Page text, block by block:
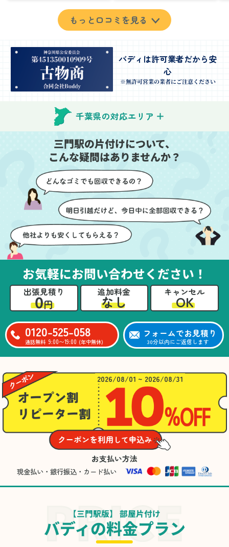
が集めた物や古い家具が
多く、自分たちだけでは
どうにもならない状態で
んが手際よく片付けてく
れたので、部屋が驚くほ
どスッキリしました。自
分では手が回らなかった
場所も含め、プロの力を
実感しました。
特に、物が散乱していた
部屋の整理や、細かなア
イテムの仕分けを迅速か
つ丁寧に対応していただ
けたのがありがたかった
です。家族それぞれが必
要なものを確認しながら
進めることができ、安心
感を持って作業をお任せ
できました。さらに、作
業終了後には部屋全体を
清掃していただき、まる
で新しい家のような清潔
感に感動しました。
とができました。特に、
古い家具や壊れた家電な
ど、処分が難しいものが
きました。
当日は2名のスタッフが来
てくださり、作業の流れ
ちらも安心感を持って作
壁や床を傷つけないよう
に細心の注意を払ってい
ただき、家全体がスムー
ズに片付いていくのがと
ても嬉しかったです。作
業が終わった後には、こ
ちらからお願いしなくて
も部屋を簡単に清掃して
いただけたのも好印象で
した。
いても教えていただき、
今後の片付けにも役立つ
知識が増えました。また
何かあれば、ぜひお願い
心のこもったサービスを
ありがとうございまし
た。
もっと口コミを見る
バディは許可業者だから安
心
※無許可営業の業者にご注意ください
千葉県の対応エリア
三門駅の片付けについて、
こんな疑問はありませんか？
お気軽にお問い合わせください！
出張見積り
0円
追加料金
なし
キャンセル
OK
0120-525-058
通話無料 9:00〜19:00 (年中無休)
フォームでお見積り
30分以内にご返信します
2026/08/01 ~ 2026/08/31
お支払い方法
現金払い・銀行振込・カード払い
【三門駅版】 部屋片付け
バディの料金プラン